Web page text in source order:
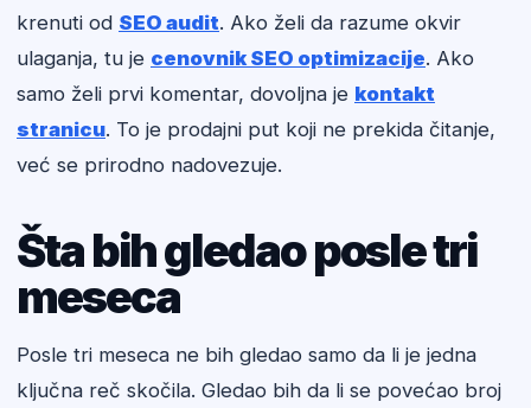
krenuti od SEO audit. Ako želi da razume okvir
ulaganja, tu je cenovnik SEO optimizacije. Ako
samo želi prvi komentar, dovoljna je kontakt
stranicu. To je prodajni put koji ne prekida čitanje,
već se prirodno nadovezuje.
Šta bih gledao posle tri
meseca
Posle tri meseca ne bih gledao samo da li je jedna
ključna reč skočila. Gledao bih da li se povećao broj